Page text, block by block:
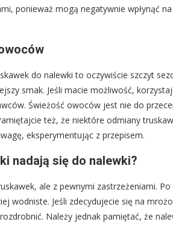
ponieważ mogą negatywnie wpłynąć
do nalewki to oczywiście szczyt
smak. Jeśli macie możliwość,
Świeżość owoców jest nie do
też, że niektóre odmiany
eksperymentując z przepisem.
nadają się do nalewki?
ale z pewnymi zastrzeżeniami.
wodniste. Jeśli zdecydujecie się na
Należy jednak pamiętać, że